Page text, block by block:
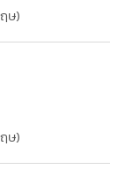
ษ)
ษ)